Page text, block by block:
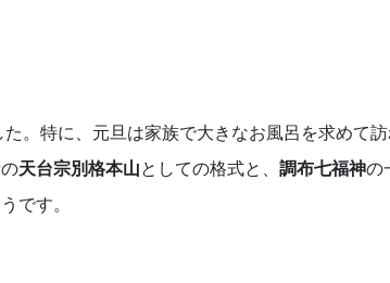
。特に、元旦は家族で大きなお風呂を求めて
天台宗別格本山としての格式と、 調布七福神の
です。